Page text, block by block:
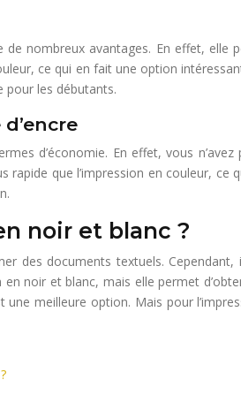
nombreux avantages. En effet,
ce qui en fait une option
pour les débutants.
d’économie. En effet, vous
que l’impression en couleur,
noir et blanc ?
des documents textuels.
noir et blanc, mais elle permet
meilleure option. Mais pour